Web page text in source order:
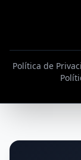
Política de